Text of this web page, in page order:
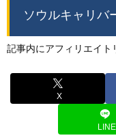
ソウルキャリバ
記事内にアフィリエイト
X
LINE